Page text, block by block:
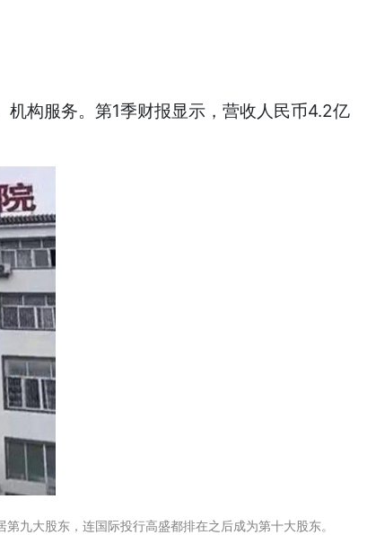
构服务。第1季财报显示，营收人民币4.2亿
九大股东，连国际投行高盛都排在之后成为第十大股东。